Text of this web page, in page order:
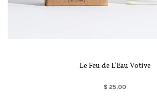
Le Feu de L'Eau Votive
$ 25.00